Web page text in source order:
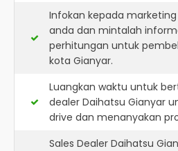
Infokan kepada
anda dan mintalah
perhitungan untuk
kota Gianyar.
Luangkan waktu untuk
dealer Daihatsu Gianyar
drive dan menanyakan
Sales Dealer Daihatsu